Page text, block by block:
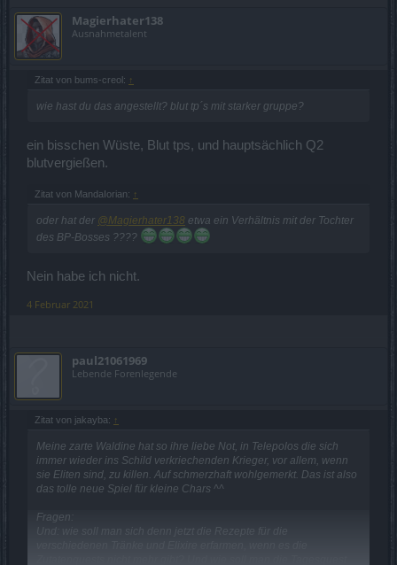
Edit: Damit der Beitrag nicht gelöscht wird... Die CE finde ich
erträglich.
Magierhater138
Ausnahmetalent
Zitat von bums-creol: ↑
wie hast du das angestellt? blut tp´s mit starker gruppe?
ein bisschen Wüste, Blut tps, und hauptsächlich Q2
blutvergießen.
Zitat von MandaIorian: ↑
oder hat der @Magierhater138 etwa ein Verhältnis mit der Tochter
des BP-Bosses ????
Nein habe ich nicht.
4 Februar 2021
paul21061969
Lebende Forenlegende
Zitat von jakayba: ↑
Meine zarte Waldine hat so ihre liebe Not, in Telepolos die sich
immer wieder ins Schild verkriechenden Krieger, vor allem, wenn
sie Eliten sind, zu killen. Auf schmerzhaft wohlgemerkt. Das ist also
das tolle neue Spiel für kleine Chars ^^
Fragen:
Und: wie soll man sich denn jetzt die Rezepte für die